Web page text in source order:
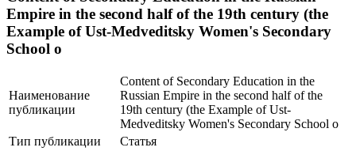
Empire in the second half of the 19th century (the
Example of Ust-Medveditsky Women's Secondary
School o
Наименование
публикации
Content of Secondary Education in the
Russian Empire in the second half of the
19th century (the Example of Ust-
Medveditsky Women's Secondary School o
Тип публикации
Статья